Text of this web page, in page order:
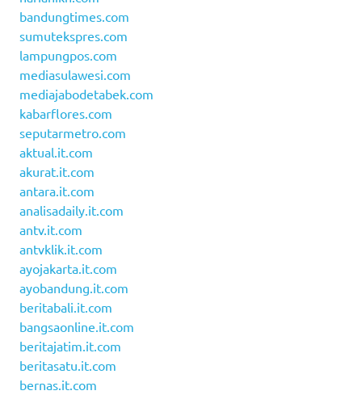
bandungtimes.com
sumutekspres.com
lampungpos.com
mediasulawesi.com
mediajabodetabek.com
kabarflores.com
seputarmetro.com
aktual.it.com
akurat.it.com
antara.it.com
analisadaily.it.com
antv.it.com
antvklik.it.com
ayojakarta.it.com
ayobandung.it.com
beritabali.it.com
bangsaonline.it.com
beritajatim.it.com
beritasatu.it.com
bernas.it.com